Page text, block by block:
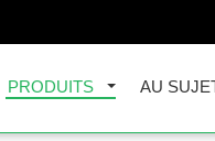
PRODUITS AU